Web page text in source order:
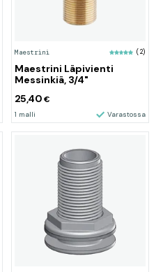
Maestrini (2)
Maestrini Läpivienti
Messinkiä, 3/4"
25,40 €
1 malli Varastossa